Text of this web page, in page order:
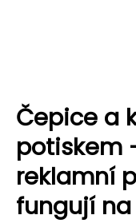
Čepice a
potiskem
reklamní
fungují